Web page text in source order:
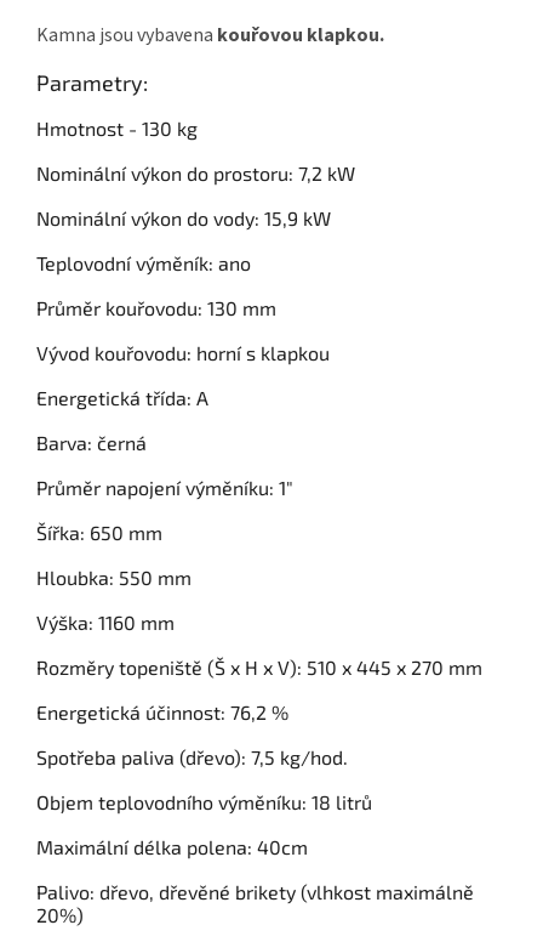
Kamna jsou vybavena kouřovou klapkou.
Parametry:
Hmotnost - 130 kg
Nominální výkon do prostoru: 7,2 kW
Nominální výkon do vody: 15,9 kW
Teplovodní výměník: ano
Průměr kouřovodu: 130 mm
Vývod kouřovodu: horní s klapkou
Energetická třída: A
Barva: černá
Průměr napojení výměníku: 1"
Šířka: 650 mm
Hloubka: 550 mm
Výška: 1160 mm
Rozměry topeniště (Š x H x V): 510 x 445 x 270 mm
Energetická účinnost: 76,2 %
Spotřeba paliva (dřevo): 7,5 kg/hod.
Objem teplovodního výměníku: 18 litrů
Maximální délka polena: 40cm
Palivo: dřevo, dřevěné brikety (vlhkost maximálně
20%)